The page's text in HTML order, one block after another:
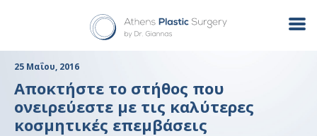
25 Μαΐου, 2016
Αποκτήστε το στήθος που
ονειρεύεστε με τις καλύτερες
κοσμητικές επεμβάσεις